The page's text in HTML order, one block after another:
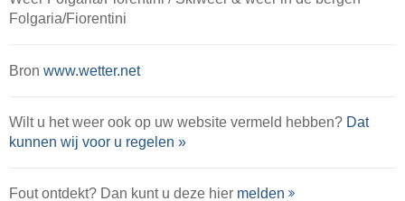
Folgaria/​Fiorentini
Bron www.wetter.net
Wilt u het weer ook op uw website vermeld hebben? Dat
kunnen wij voor u regelen »
Fout ontdekt? Dan kunt u deze hier melden